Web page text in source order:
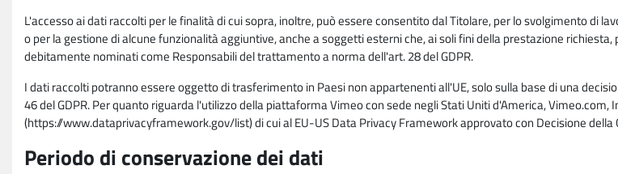
L'accesso ai dati raccolti per le finalità di cui sopra, inoltre, può essere consentito dal Titolare, per lo svolgimento
o per la gestione di alcune funzionalità aggiuntive, anche a soggetti esterni che, ai soli fini della prestazione
debitamente nominati come Responsabili del trattamento a norma dell'art. 28 del GDPR.
I dati raccolti potranno essere oggetto di trasferimento in Paesi non appartenenti all'UE, solo sulla base di una
46 del GDPR. Per quanto riguarda l'utilizzo della piattaforma Vimeo con sede negli Stati Uniti d'America, Vimeo.com,
(https://www.dataprivacyframework.gov/list) di cui al EU-US Data Privacy Framework approvato con Decisione
Periodo di conservazione dei dati